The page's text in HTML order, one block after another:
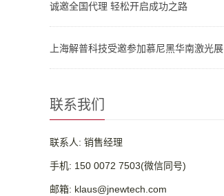
诚邀全国代理 轻松开启成功之路
上海解普科技受邀参加慕尼黑华南激光展
联系我们
联系人: 销售经理
手机: 150 0072 7503(微信同号)
邮箱: klaus@jnewtech.com